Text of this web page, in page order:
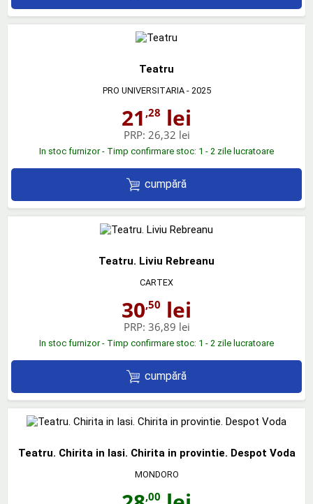
Teatru
PRO UNIVERSITARIA- 2025
21 ,28 lei
PRP: 26,32 lei
In stoc furnizor - Timp confirmare stoc: 1 - 2 zile lucratoare
cumpără
Teatru. Liviu Rebreanu
CARTEX
30,50 lei
PRP: 36,89 lei
In stoc furnizor - Timp confirmare stoc: 1 - 2 zile lucratoare
cumpără
Teatru. Chirita in Iasi. Chirita in provintie. Despot Voda
MONDORO
,00